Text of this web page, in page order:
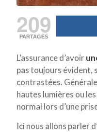
209
PARTAGES
L’assurance d’avoir
pas toujours évident,
contrastées.
hautes lumières ou
normal lors d’une
Ici nous allons parler